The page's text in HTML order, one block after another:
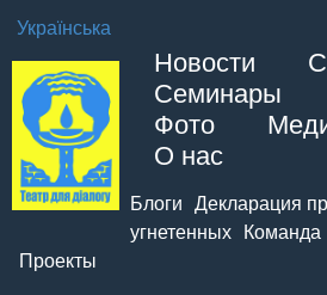
Новости
Семинары
Фото
О нас
Блоги
Декларация
угнетенных
Команда
Проекты
Українська